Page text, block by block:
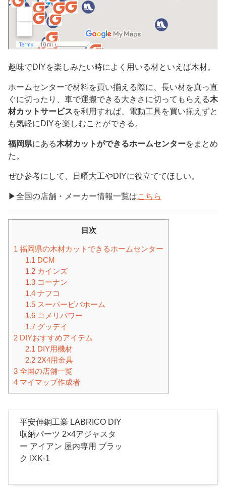
趣味でDIYを楽しみたい時によく用いる材といえば木材。
ホームセンターで材料を買い揃える際に、長い材を真っ直
ぐに切ったり、車で運搬できる大きさに切ってもらえる木
材カットサービスを利用すれば、電動工具を買い揃えずと
も気軽にDIYを楽しむことができる。
福岡県にある木材カットができるホームセンターをまとめ
た。
ぜひ参考にして、日曜大工やDIYに役立ててほしい。
▶︎全国の店舗・メーカー情報一覧はこちら
目次
1 福岡県の木材カットできるホームセンター
1.1 DCM
1.2カインズ
1.3コーナン
1.4ナフコ
1.5スーパービバホーム
1.6コメリパワー
1.7グッデイ
2 DIYおすすめアイテム
2.1 DIY用機材
2.22X4用金具
3 全国の店舗一覧
4 マイマップ作成者
平安伸銅工業 LABRICO DIY
収納パーツ 2×4アジャスタ
ー アイアン 屋内専用 ブラッ
ク IXK-1